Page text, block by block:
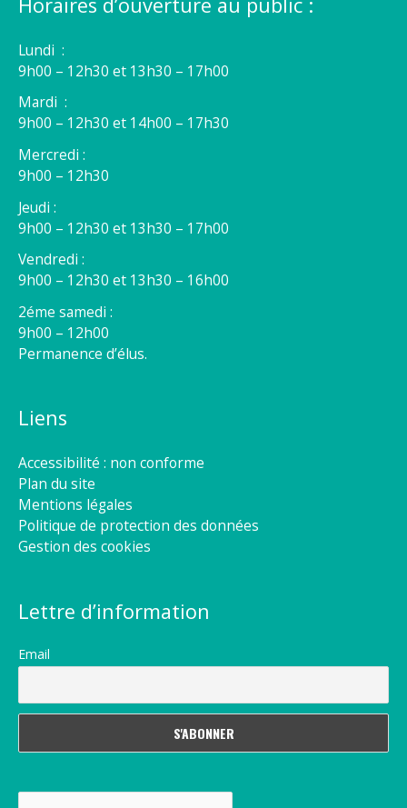
Lundi :
9h00 – 12h30 et 13h30 – 17h00
Mardi :
9h00 – 12h30 et 14h00 – 17h30
Mercredi :
9h00 – 12h30
Jeudi :
9h00 – 12h30 et 13h30 – 17h00
Vendredi :
9h00 – 12h30 et 13h30 – 16h00
2éme samedi :
9h00 – 12h00
Permanence d’élus.
Liens
Accessibilité : non conforme
Plan du site
Mentions légales
Politique de protection des données
Gestion des cookies
Lettre d’information
Email